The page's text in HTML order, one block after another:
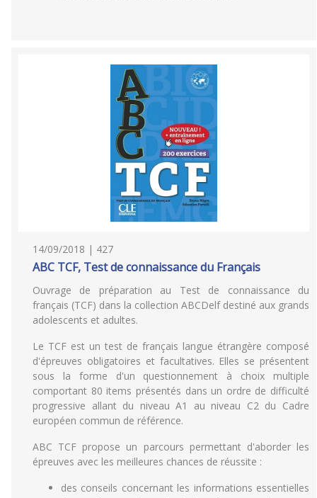
14/09/2018 | 427
ABC TCF, Test de connaissance du Français
Ouvrage de préparation au Test de connaissance du
français (TCF) dans la collection ABCDelf destiné aux grands
adolescents et adultes.
Le TCF est un test de français langue étrangère composé
d'épreuves obligatoires et facultatives. Elles se présentent
sous la forme d'un questionnement à choix multiple
comportant 80 items présentés dans un ordre de difficulté
progressive allant du niveau A1 au niveau C2 du Cadre
européen commun de référence.
ABC TCF propose un parcours permettant d'aborder les
épreuves avec les meilleures chances de réussite :
des conseils concernant les informations essentielles